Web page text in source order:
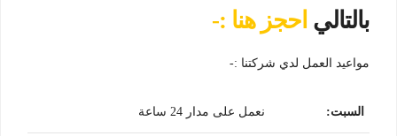
بالتالي احجز هنا :-
مواعيد العمل لدي شركتنا :-
السبت: نعمل على مدار 24 ساعة